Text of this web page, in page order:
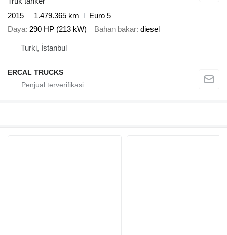
2015
1.479.365 km
Euro 5
Daya 290 HP (213 kW) Bahan bakar diesel
Turki, İstanbul
ERCAL TRUCKS